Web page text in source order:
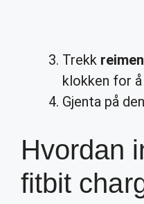
Trekk reimen
klokken for
Gjenta på
Hvordan
fitbit